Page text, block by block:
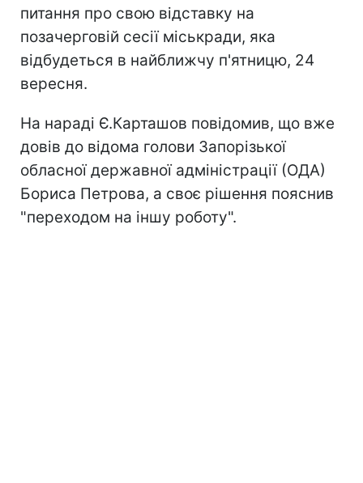
питання про свою відставку на
позачерговій сесії міськради, яка
відбудеться в найближчу п'ятницю, 24
вересня.
На нараді Є.Карташов повідомив, що вже
довів до відома голови Запорізької
обласної державної адміністрації (ОДА)
Бориса Петрова, а своє рішення пояснив
"переходом на іншу роботу".